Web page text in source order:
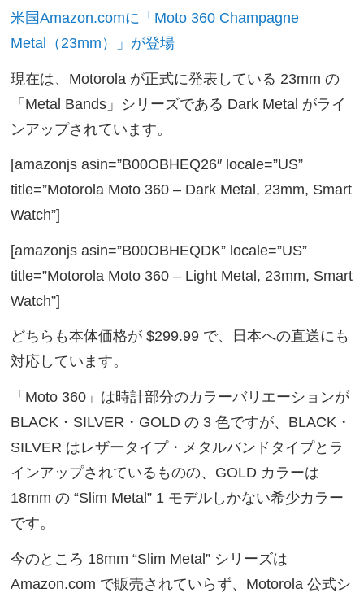
米国Amazon.comに「Moto 360 Champagne
Metal（23mm）」が登場
現在は、Motorola が正式に発表している 23mm の
「Metal Bands」シリーズである Dark Metal がライ
ンアップされています。
[amazonjs asin=”B00OBHEQ26″ locale=”US”
title=”Motorola Moto 360 – Dark Metal, 23mm, Smart
Watch”]
[amazonjs asin=”B00OBHEQDK” locale=”US”
title=”Motorola Moto 360 – Light Metal, 23mm, Smart
Watch”]
どちらも本体価格が $299.99 で、日本への直送にも
対応しています。
「Moto 360」は時計部分のカラーバリエーションが
BLACK・SILVER・GOLD の 3 色ですが、BLACK・
SILVER はレザータイプ・メタルバンドタイプとラ
インアップされているものの、GOLD カラーは
18mm の “Slim Metal” 1 モデルしかない希少カラー
です。
今のところ 18mm “Slim Metal” シリーズは
Amazon.com で販売されていらず、Motorola 公式シ